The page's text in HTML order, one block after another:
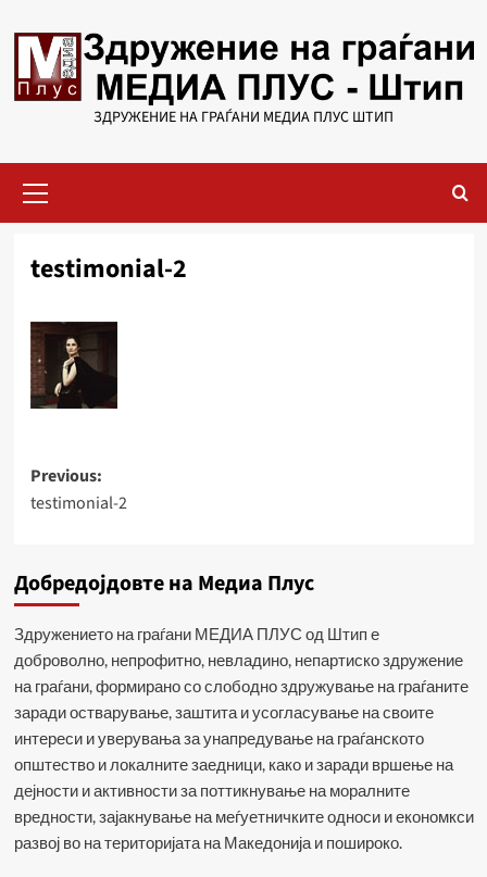
to
content
ЗДРУЖЕНИЕ НА ГРАЃАНИ МЕДИА ПЛУС ШТИП
Menu
testimonial-2
Post
navigation
Previous:
testimonial-2
Добредојдовте на Медиа Плус
Здружението на граѓани МЕДИА ПЛУС од Штип е
доброволно, непрофитно, невладино, непартиско здружение
на граѓани, формирано со слободно здружување на граѓаните
заради остварување, заштита и усогласување на своите
интереси и уверувања за унапредување на граѓанското
општество и локалните заедници, како и заради вршење на
дејности и активности за поттикнување на моралните
вредности, зајакнување на меѓуетничките односи и економкси
развој во на територијата на Македонија и пошироко.